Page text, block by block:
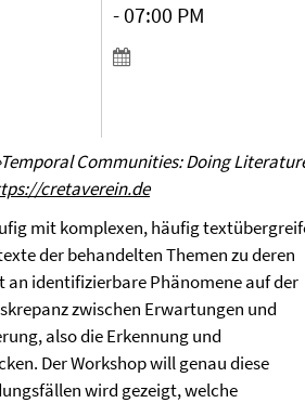
- 07:00 PM
Communities: Doing
cretaverein.de
mit komplexen, häufig
der behandelten Themen zu deren
identifizierbare Phänomene auf der
zwischen Erwartungen und
also die Erkennung und
Der Workshop will genau diese
wird gezeigt, welche